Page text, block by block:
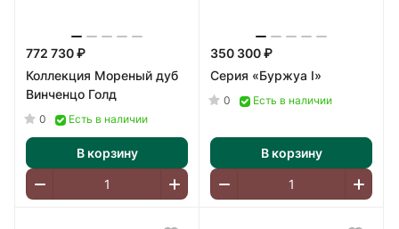
772 730 ₽
Коллекция Мореный дуб
Винченцо Голд
0 Есть в наличии
В корзину
350 300 ₽
Серия «Буржуа I»
0 Есть в наличии
В корзину